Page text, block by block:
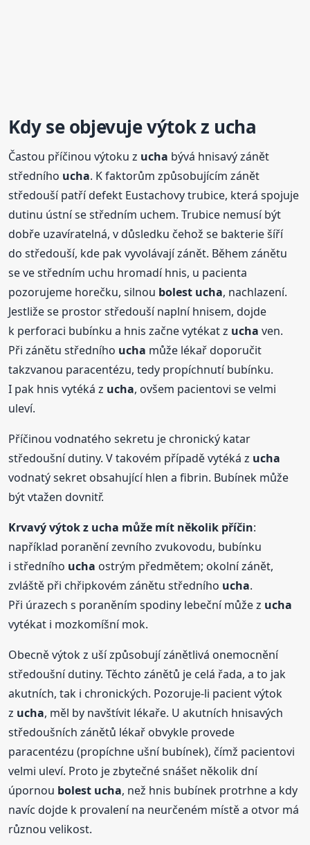
Kdy se objevuje výtok z ucha
Častou příčinou výtoku z ucha bývá hnisavý zánět
středního ucha. K faktorům způsobujícím zánět
středouší patří defekt Eustachovy trubice, která spojuje
dutinu ústní se středním uchem. Trubice nemusí být
dobře uzavíratelná, v důsledku čehož se bakterie šíří
do středouší, kde pak vyvolávají zánět. Během zánětu
se ve středním uchu hromadí hnis, u pacienta
pozorujeme horečku, silnou bolest ucha, nachlazení.
Jestliže se prostor středouší naplní hnisem, dojde
k perforaci bubínku a hnis začne vytékat z ucha ven.
Při zánětu středního ucha může lékař doporučit
takzvanou paracentézu, tedy propíchnutí bubínku.
I pak hnis vytéká z ucha, ovšem pacientovi se velmi
uleví.
Příčinou vodnatého sekretu je chronický katar
středoušní dutiny. V takovém případě vytéká z ucha
vodnatý sekret obsahující hlen a fibrin. Bubínek může
být vtažen dovnitř.
Krvavý výtok z ucha může mít několik příčin:
například poranění zevního zvukovodu, bubínku
i středního ucha ostrým předmětem; okolní zánět,
zvláště při chřipkovém zánětu středního ucha.
Při úrazech s poraněním spodiny lebeční může z ucha
vytékat i mozkomíšní mok.
Obecně výtok z uší způsobují zánětlivá onemocnění
středoušní dutiny. Těchto zánětů je celá řada, a to jak
akutních, tak i chronických. Pozoruje-li pacient výtok
z ucha, měl by navštívit lékaře. U akutních hnisavých
středoušních zánětů lékař obvykle provede
paracentézu (propíchne ušní bubínek), čímž pacientovi
velmi uleví. Proto je zbytečné snášet několik dní
úpornou bolest ucha, než hnis bubínek protrhne a kdy
navíc dojde k provalení na neurčeném místě a otvor má
různou velikost.